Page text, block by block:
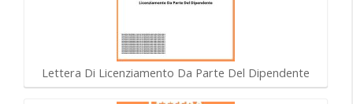
Lettera Di Licenziamento Da Parte Del Dipendente